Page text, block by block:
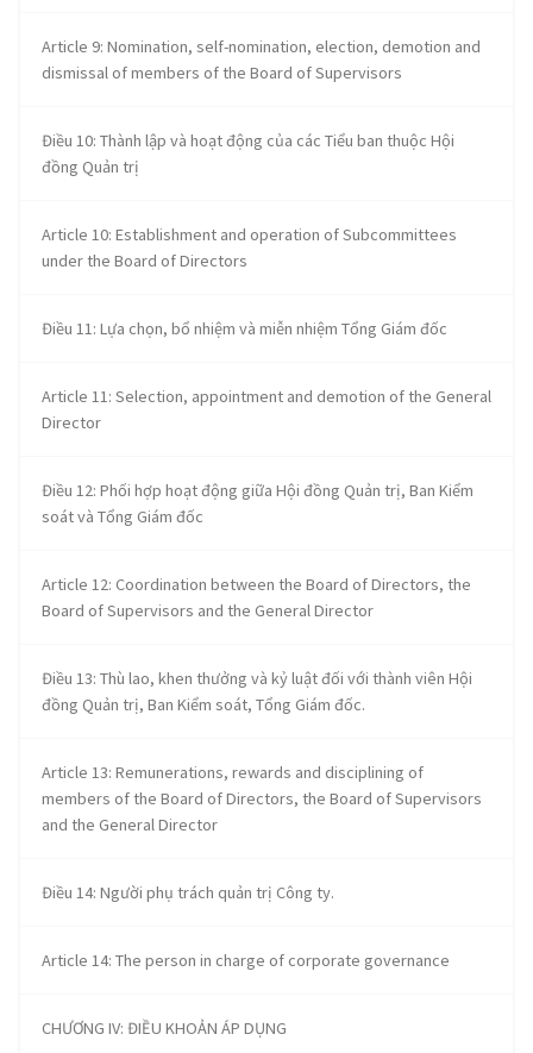
Article 9: Nomination, self-nomination, election, demotion and
dismissal of members of the Board of Supervisors
Điều 10: Thành lập và hoạt động của các Tiểu ban thuộc Hội
đồng Quản trị
Article 10: Establishment and operation of Subcommittees
under the Board of Directors
Điều 11: Lựa chọn, bổ nhiệm và miễn nhiệm Tổng Giám đốc
Article 11: Selection, appointment and demotion of the General
Director
Điều 12: Phối hợp hoạt động giữa Hội đồng Quản trị, Ban Kiểm
soát và Tổng Giám đốc
Article 12: Coordination between the Board of Directors, the
Board of Supervisors and the General Director
Điều 13: Thù lao, khen thưởng và kỷ luật đối với thành viên Hội
đồng Quản trị, Ban Kiểm soát, Tổng Giám đốc.
Article 13: Remunerations, rewards and disciplining of
members of the Board of Directors, the Board of Supervisors
and the General Director
Điều 14: Người phụ trách quản trị Công ty.
Article 14: The person in charge of corporate governance
CHƯƠNG IV: ĐIỀU KHOẢN ÁP DỤNG